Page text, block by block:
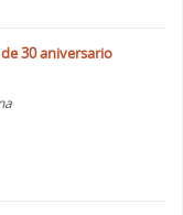
30 aniversario